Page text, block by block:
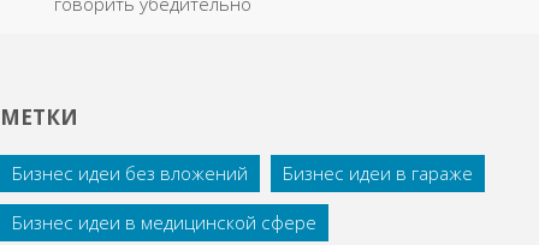
МЕТКИ
Бизнес идеи без вложений
Бизнес идеи в гараже
Бизнес идеи в медицинской сфере